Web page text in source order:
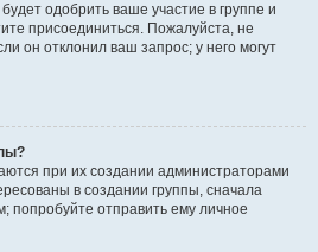
одобрить ваше участие в группе и
присоединиться. Пожалуйста, не
он отклонил ваш запрос; у него могут
при их создании администраторами
в создании группы, сначала
попробуйте отправить ему личное